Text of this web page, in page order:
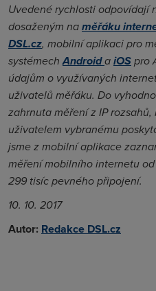
Uvedené rychlosti odpovídají
dosaženým naměřáku
DSL.cz, mobilní aplikaci pro
systémechAndroidaiOSpro
údajům o využívaných
uživatelů měřáku. Do
zahrnuta měření z IP
uživatelem vybranému
jsme z mobilní aplikace
měření mobilního internetu
299 tisíc pevného připojení.
10. 10. 2017
Autor: Redakce DSL.cz